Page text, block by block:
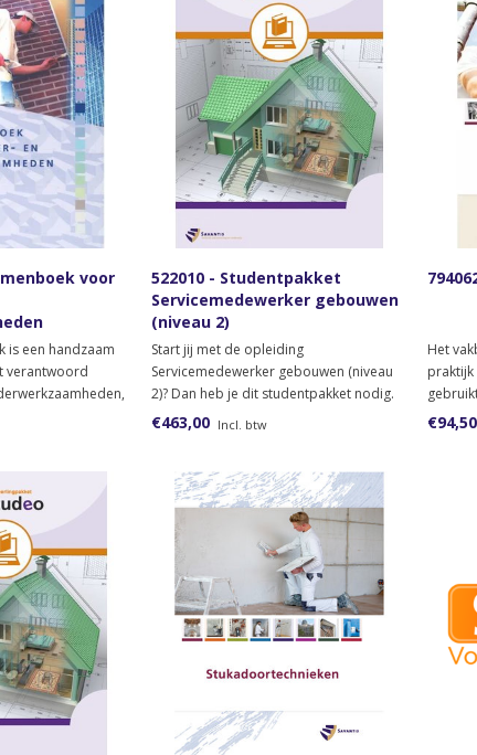
voor
is een handzaam
verantwoord
de
522010 - Studentpakket
Servicemedewerker gebouwen
(niveau 2)
Start jij met de opleiding
Servicemedewerker gebouwen (niveau
2)? Dan heb je dit studentpakket nodig.
€463,00 Incl. btw
Het
praktijk
€94,50